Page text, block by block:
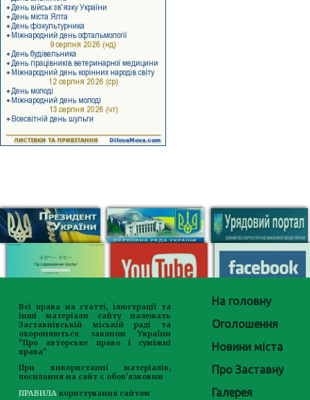
Всі права на статті, ілюстрації та
інші матеріали сайту належать
Заставнівській міській раді та
охороняються законом України
"Про авторське право і суміжні
права"
При використанні матеріалів,
посилання на сайт є обов'язковим
ПРАВИЛА користування сайтом
На головну
Оголошення
Новини міста
Про Заставну
Галерея